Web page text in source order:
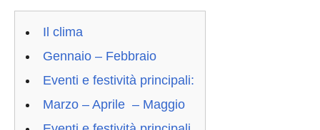
Il clima
Gennaio – Febbraio
Eventi e festività principali:
Marzo – Aprile – Maggio